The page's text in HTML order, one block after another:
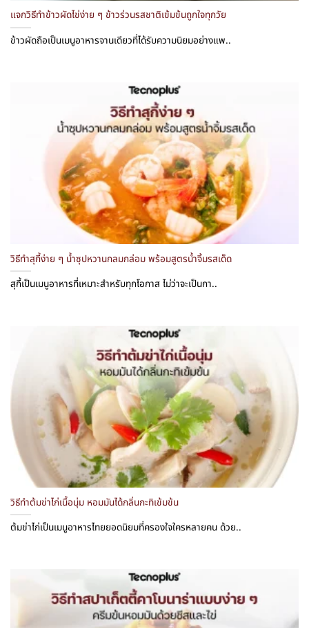
แจกวิธีทำข้าวผัดไข่ง่าย ๆ ข้าวร่วนรสชาติเข้มข้นถูกใจทุกวัย
ข้าวผัดถือเป็นเมนูอาหารจานเดียวที่ได้รับความนิยมอย่างแพ..
วิธีทำสุกี้ง่าย ๆ น้ำซุปหวานกลมกล่อม พร้อมสูตรน้ำจิ้มรสเด็ด
สุกี้เป็นเมนูอาหารที่เหมาะสำหรับทุกโอกาส ไม่ว่าจะเป็นกา..
วิธีทำต้มข่าไก่เนื้อนุ่ม หอมมันได้กลิ่นกะทิเข้มข้น
ต้มข่าไก่เป็นเมนูอาหารไทยยอดนิยมที่ครองใจใครหลายคน ด้วย..